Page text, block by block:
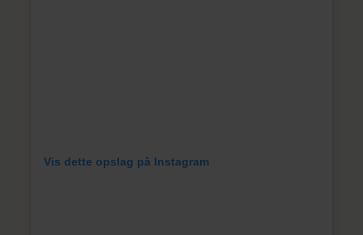
Vis dette opslag på Instagram